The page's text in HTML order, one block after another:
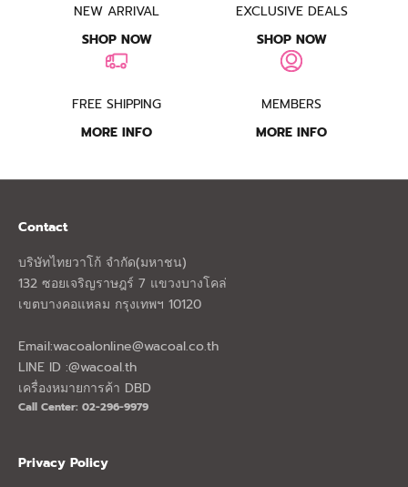
NEW ARRIVAL
SHOP NOW
EXCLUSIVE DEALS
SHOP NOW
FREE SHIPPING
MORE INFO
MEMBERS
MORE INFO
Contact
บริษัทไทยวาโก้ จำกัด(มหาชน)
132 ซอยเจริญราษฎร์ 7 แขวงบางโคล่
เขตบางคอแหลม กรุงเทพฯ 10120
Email:wacoalonline@wacoal.co.th
LINE ID :@wacoal.th
เครื่องหมายการค้า DBD
Call Center: 02-296-9979
Privacy Policy